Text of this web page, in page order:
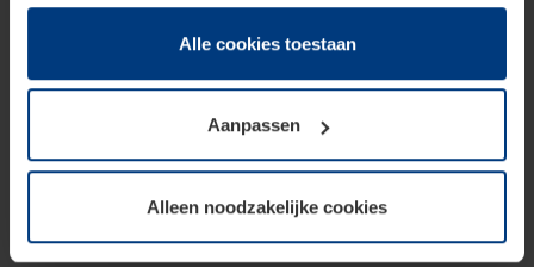
hun diensten hebben verzameld.
Juridisch hebben wij het recht om cookies op uw
van deze pagina's absoluut vereist is. Voor alle andere
soorten cookies is uw toestemming benodigd. Uw
toestemming kunt u op elk moment bij de uitleg van de
wijzigen of herroepen.
Alle cookies toestaan
Aanpassen
Alleen noodzakelijke cookies